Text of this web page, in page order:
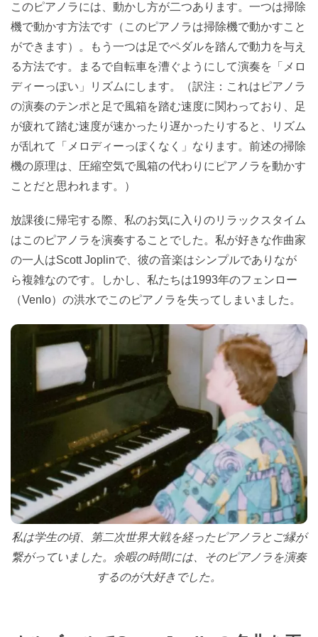
私は学生の頃、第二次世界大戦を経ったピアノラとご縁が
繋がっていました。余暇の時間には、そのピアノラを演奏
するのが大好きでした。
このピアノラには、動かし方が二つあります。一つは掃除
機で動かす方法です（このピアノラは掃除機で動かすこと
ができます）。もう一つは足でペダルを踏んで動力を与え
る方法です。まるで自転車を漕ぐようにして演奏を「メロ
ディーっぽい」リズムにします。（訳注：これはピアノラ
の演奏のテンポと足で風箱を踏む速度に関わっており、足
が疲れて踏む速度が速かったり遅かったりすると、リズム
が乱れて「メロディーっぽくなく」なります。前述の掃除
機の原理は、圧縮空気で風箱の代わりにピアノラを動かす
ことだと思われます。）
放課後に帰宅する際、私のお気に入りのリラックスタイム
はこのピアノラを演奏することでした。私が好きな作曲家
の一人はScott Joplinで、彼の音楽はシンプルでありなが
ら複雑なのです。しかし、私たちは1993年のフェンロー
（Venlo）の洪水でこのピアノラを失ってしまいました。